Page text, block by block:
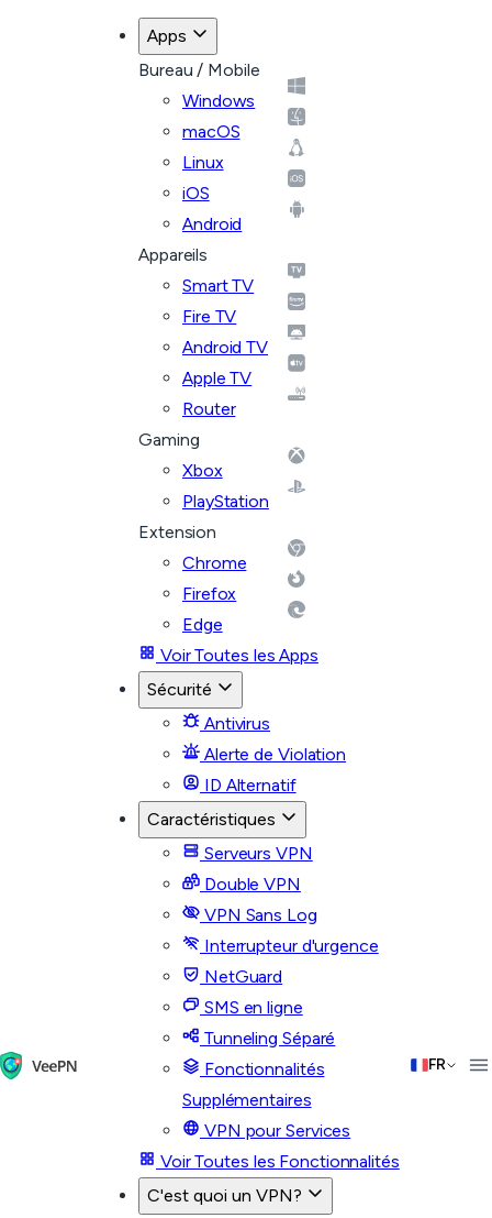
Apps
Bureau / Mobile
Windows
macOS
Linux
iOS
Android
Appareils
Smart TV
Fire TV
Android TV
Apple TV
Router
Gaming
Xbox
PlayStation
Extension
Chrome
Firefox
Edge
Voir Toutes les Apps
Sécurité
Antivirus
Alerte de Violation
ID Alternatif
Caractéristiques
Serveurs VPN
Double VPN
VPN Sans Log
Interrupteur d'urgence
NetGuard
SMS en ligne
Tunneling Séparé
Fonctionnalités
Supplémentaires
VPN pour Services
Voir Toutes les Fonctionnalités
C'est quoi un VPN?
FR